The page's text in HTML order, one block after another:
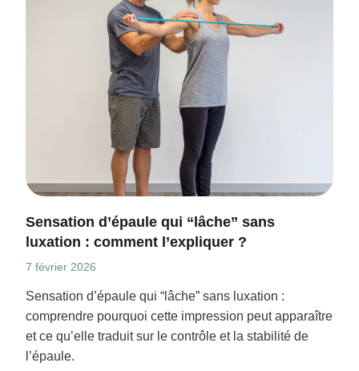
Sensation d’épaule qui “lâche” sans
luxation : comment l’expliquer ?
7 février 2026
Sensation d’épaule qui “lâche” sans luxation :
comprendre pourquoi cette impression peut apparaître
et ce qu’elle traduit sur le contrôle et la stabilité de
l’épaule.